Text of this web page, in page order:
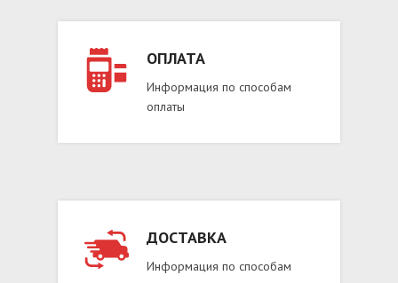
ОПЛАТА
Информация по способам
оплаты
ДОСТАВКА
Информация по способам